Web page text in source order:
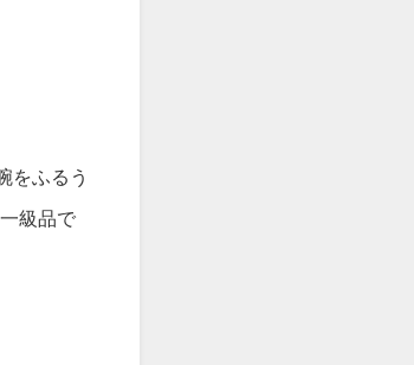
をふるう
級品で